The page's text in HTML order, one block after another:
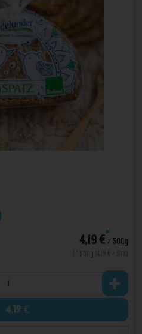
4,19 €*/ 500g
4,19 €